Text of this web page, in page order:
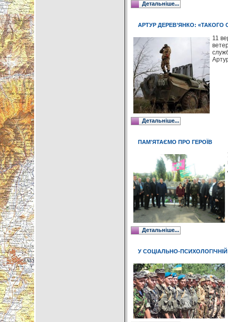
Детальніше...
АРТУР ДЕРЕВ’ЯНКО: «ТАКОГО
11
Детальніше...
ПАМ'ЯТАЄМО ПРО ГЕРОЇВ
Детальніше...
У СОЦІАЛЬНО-ПСИХОЛОГІЧНІЙ